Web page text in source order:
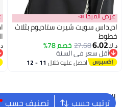
3
عرض الميجا 📣
اديداس سويت شيرت ستاديوم بثلاث
خطوط
د.ك‏6.02
27.68خصم 78%
أقل سعر في السنة
أقل سعر في السنة
احصل عليه خلال 11 - 12
ترتيب حسب تصنيف حسب البحث الشائع